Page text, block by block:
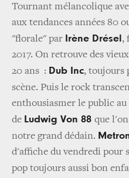
Tournant mélancolique
aux tendances années 80
"florale" par Irène Drésel ,
2017. On retrouve des
20 ans : Dub Inc, toujours
scène. Puis le rock
enthousiasmer le public
de Ludwig Von 88 que
notre grand dédain.
d'affiche du vendredi pour
pop toujours aussi bon